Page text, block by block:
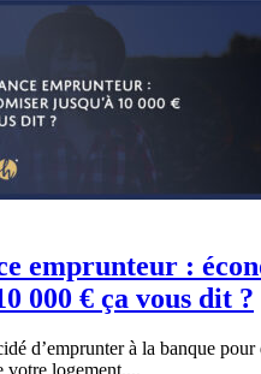
emprunteur :
000 € ça vous dit ?
d’emprunter à la banque